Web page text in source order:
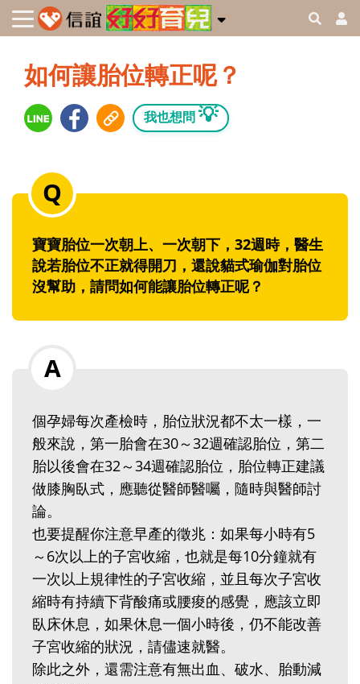
如何讓胎位轉正呢？
我也想問 💡
寶寶胎位一次朝上、一次朝下，32週時，醫生
說若胎位不正就得開刀，還說貓式瑜伽對胎位
沒幫助，請問如何能讓胎位轉正呢？
個孕婦每次產檢時，胎位狀況都不太一樣，一
般來說，第一胎會在30～32週確認胎位，第二
胎以後會在32～34週確認胎位，胎位轉正建議
做膝胸臥式，應聽從醫師醫囑，隨時與醫師討
論。
也要提醒你注意早產的徵兆：如果每小時有5
～6次以上的子宮收縮，也就是每10分鐘就有
一次以上規律性的子宮收縮，並且每次子宮收
縮時有持續下背酸痛或腰痠的感覺，應該立即
臥床休息，如果休息一個小時後，仍不能改善
子宮收縮的狀況，請儘速就醫。
除此之外，還需注意有無出血、破水、胎動減